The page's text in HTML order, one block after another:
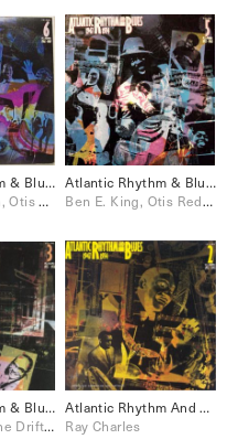
Atlantic Rhythm & Blues: 1947-1974 [Disc 6]
Aretha Franklin, Otis Redding, Wilson Pickett
Atlantic Rhythm & Blues: 1947-1974 [Disc 5]
Ben E. King, Otis Redding, The Drifters
Atlantic Rhythm & Blues: 1947-1974 [Disc 3]
Ray Charles, The Drifters
Atlantic Rhythm And Blues: 1947-1974 [Disc 2]
Ray Charles